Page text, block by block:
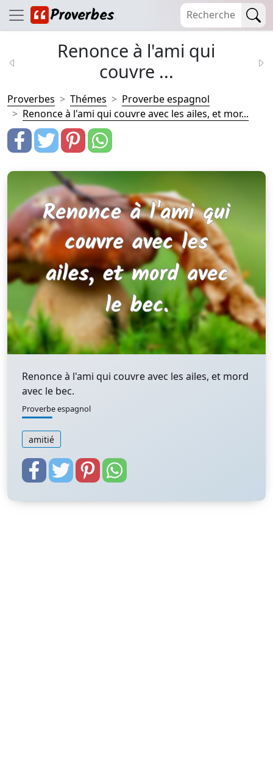
Renonce à l'ami qui
couvre ...
Proverbes Thémes
Proverbe espagnol
Renonce à l'ami qui couvre avec les ailes, et mor...
Renonce à l'ami qui couvre avec les ailes, et mord
avec le bec.
Proverbe espagnol
amitié